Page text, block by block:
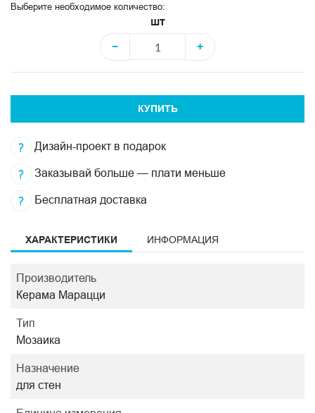
Выберите необходимое количество:
шт
−
+
КУПИТЬ
Дизайн-проект в подарок
Заказывай больше — плати меньше
Бесплатная доставка
ХАРАКТЕРИСТИКИ ИНФОРМАЦИЯ
Производитель
Керама Марацци
Тип
Мозаика
Назначение
для стен